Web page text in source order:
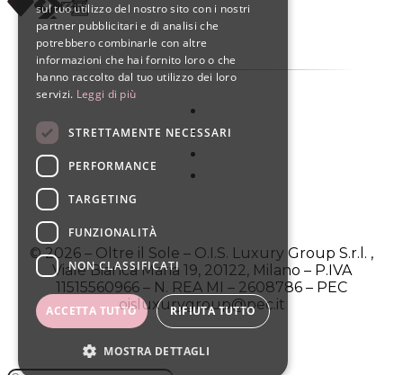
© 2026 – Oltre il Sole – O.I.S. Luxury Group S.r.l. ,
Viale Bianca Maria 19, 20122, Milano – P.IVA
11515560966 – N. REA MI – 2608786 – PEC
oisluxurygroup@pec.it
sul tuo utilizzo del nostro sito con i nostri
partner pubblicitari e di analisi che
potrebbero combinarle con altre
informazioni che hai fornito loro o che
hanno raccolto dal tuo utilizzo dei loro
servizi. Leggi di più
STRETTAMENTE NECESSARI
PERFORMANCE
TARGETING
FUNZIONALITÀ
NON CLASSIFICATI
ACCETTA TUTTO RIFIUTA TUTTO
MOSTRA DETTAGLI